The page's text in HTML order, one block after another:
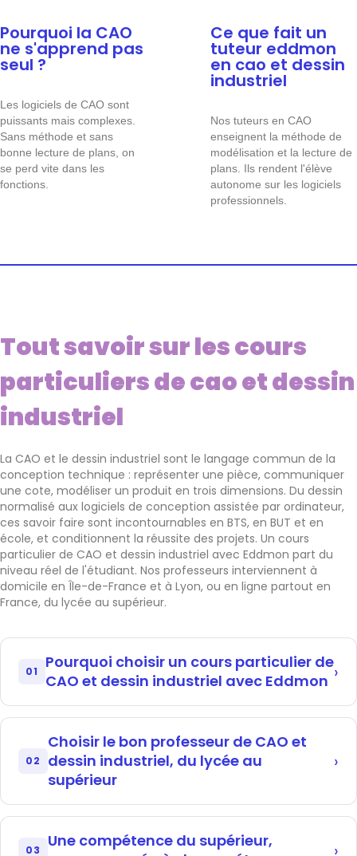
Pourquoi la CAO
ne s'apprend pas
seul ?
Les logiciels de CAO sont
puissants mais complexes.
Sans méthode et sans
bonne lecture de plans, on
se perd vite dans les
fonctions.
Ce que fait un
tuteur eddmon
en cao et dessin
industriel
Nos tuteurs en CAO
enseignent la méthode de
modélisation et la lecture de
plans. Ils rendent l'élève
autonome sur les logiciels
professionnels.
Tout savoir sur les cours
particuliers de cao et dessin
industriel
La CAO et le dessin industriel sont le langage commun de la
conception technique : représenter une pièce, communiquer
une cote, modéliser un produit en trois dimensions. Du dessin
normalisé aux logiciels de conception assistée par ordinateur,
ces savoir faire sont incontournables en BTS, en BUT et en
école, et conditionnent la réussite des projets. Un cours
particulier de CAO et dessin industriel avec Eddmon part du
niveau réel de l'étudiant. Nos professeurs interviennent à
domicile en Île-de-France et à Lyon, ou en ligne partout en
France, du lycée au supérieur.
01
Pourquoi choisir un cours particulier de
CAO et dessin industriel avec Eddmon
Maîtriser un logiciel de CAO et lire un plan ne s'improvise
tolérances, modélisation paramétrée. Seul devant
l'écran, on bute vite sur une fonction ou une norme. Un
cours particulier accompagne en direct, du dessin
normalisé à la modélisation, et débloque au bon
moment.
Cette pédagogie sur mesure relie les règles du dessin à
la pratique du logiciel. L'étudiant gagne en aisance sur
02
Choisir le bon professeur de CAO et
dessin industriel, du lycée au
supérieur
Choisir un cours particulier de CAO et dessin industriel
rigoureuse : entretien individuel, vérification du casier
03
Une compétence du supérieur,